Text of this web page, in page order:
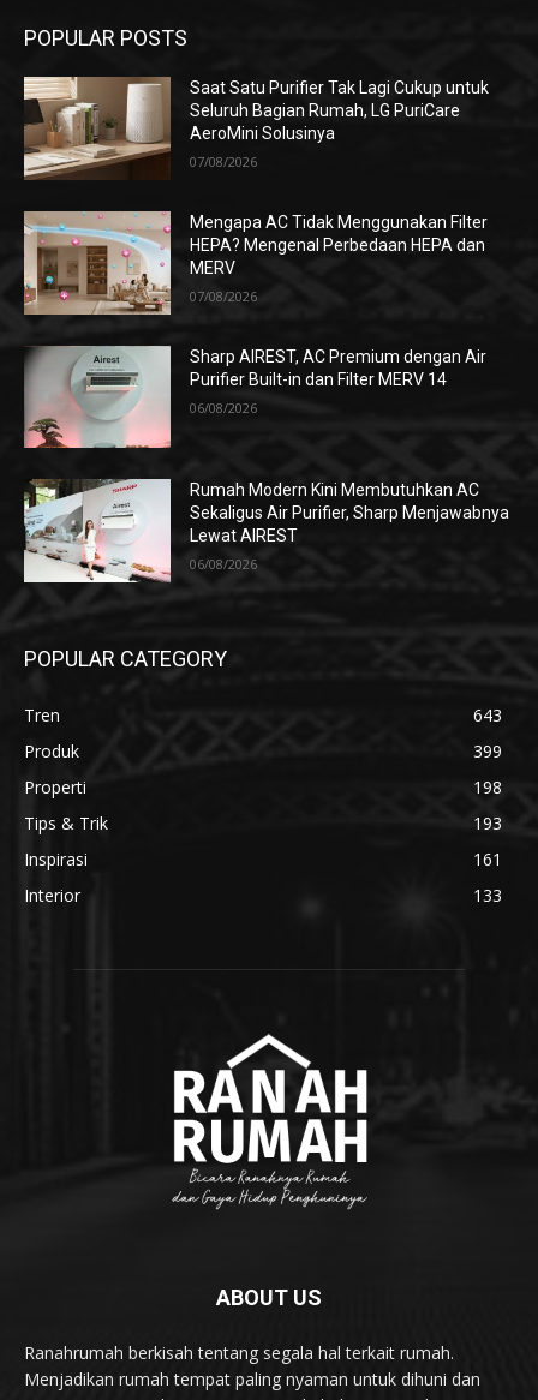
POPULAR POSTS
Saat Satu Purifier Tak Lagi Cukup untuk
Seluruh Bagian Rumah, LG PuriCare
AeroMini Solusinya
07/08/2026
Mengapa AC Tidak Menggunakan Filter
HEPA? Mengenal Perbedaan HEPA dan
MERV
07/08/2026
Sharp AIREST, AC Premium dengan Air
Purifier Built-in dan Filter MERV 14
06/08/2026
Rumah Modern Kini Membutuhkan AC
Sekaligus Air Purifier, Sharp Menjawabnya
Lewat AIREST
06/08/2026
POPULAR CATEGORY
Tren
643
Produk
399
Properti
198
Tips & Trik
193
Inspirasi
161
Interior
133
ABOUT US
Ranahrumah berkisah tentang segala hal terkait rumah.
Menjadikan rumah tempat paling nyaman untuk dihuni dan